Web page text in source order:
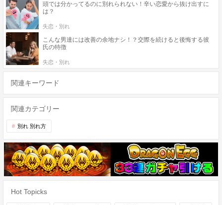
頭では分かってるのに別れられない！辛い恋愛から抜け出すに
は？
失恋・別れ
こんな男達には改善の余地ナシ！？交際を続けると後悔する彼
氏の特徴
失恋・別れ
関連キーワード
関連カテゴリー
別れ 別れ方
Hot Topicks